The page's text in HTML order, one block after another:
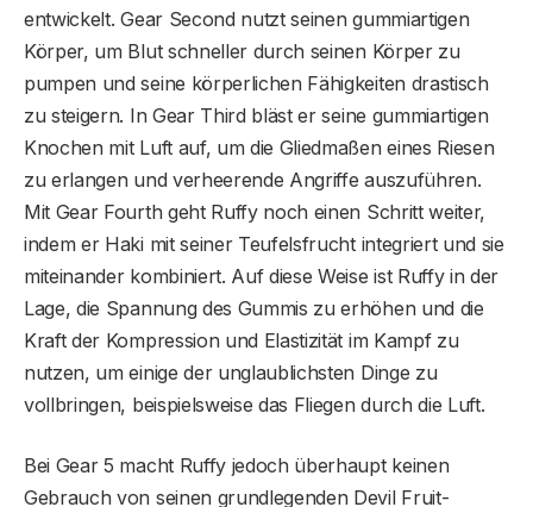
entwickelt. Gear Second nutzt seinen gummiartigen
Körper, um Blut schneller durch seinen Körper zu
pumpen und seine körperlichen Fähigkeiten drastisch
zu steigern. In Gear Third bläst er seine gummiartigen
Knochen mit Luft auf, um die Gliedmaßen eines Riesen
zu erlangen und verheerende Angriffe auszuführen.
Mit Gear Fourth geht Ruffy noch einen Schritt weiter,
indem er Haki mit seiner Teufelsfrucht integriert und sie
miteinander kombiniert. Auf diese Weise ist Ruffy in der
Lage, die Spannung des Gummis zu erhöhen und die
Kraft der Kompression und Elastizität im Kampf zu
nutzen, um einige der unglaublichsten Dinge zu
vollbringen, beispielsweise das Fliegen durch die Luft.
Bei Gear 5 macht Ruffy jedoch überhaupt keinen
Gebrauch von seinen grundlegenden Devil Fruit-